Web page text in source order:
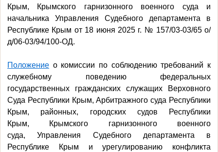
Крым, Крымского гарнизонного военного суда и
начальника Управления Судебного департамента в
Республике Крым от 18 июня 2025 г. № 157/03-03/65 о/
д/06-03/94/100-ОД.
Положение о комиссии по соблюдению требований к
служебному поведению федеральных
государственных гражданских служащих Верховного
Суда Республики Крым, Арбитражного суда Республики
Крым, районных, городских судов Республики
Крым, Крымского гарнизонного военного
суда,Управления Судебного департамента в
Республике Крым и урегулированию конфликта